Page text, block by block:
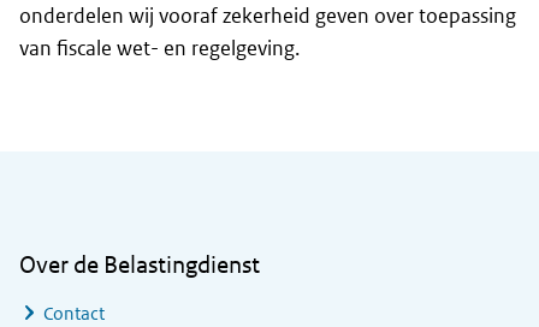
onderdelen wij vooraf zekerheid geven over toepassing
van fiscale wet- en regelgeving.
Over de Belastingdienst
Contact